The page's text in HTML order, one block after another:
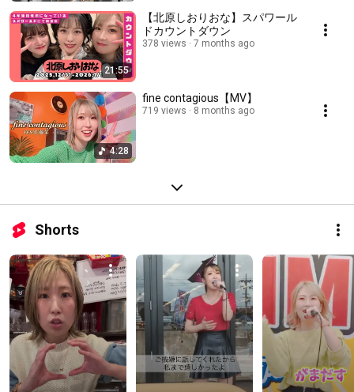
21:55
【北原しおりおな】スパワール
ドカウントダウン
378 views 7 months ago
4:28
fine contagious【MV】
719 views 8 months ago
Shorts